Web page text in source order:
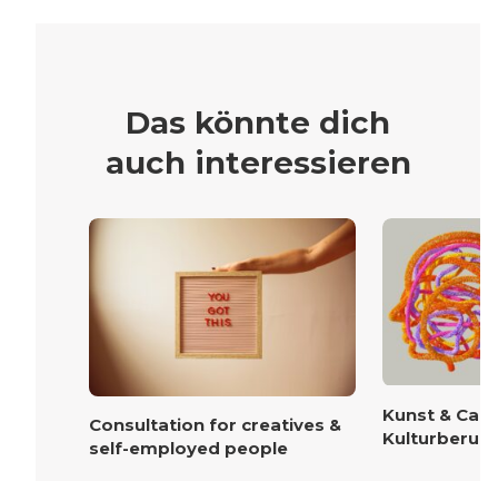
Das könnte dich
auch interessieren
Consultation for creatives &
self-employed people
Kunst &
Kulturberuf